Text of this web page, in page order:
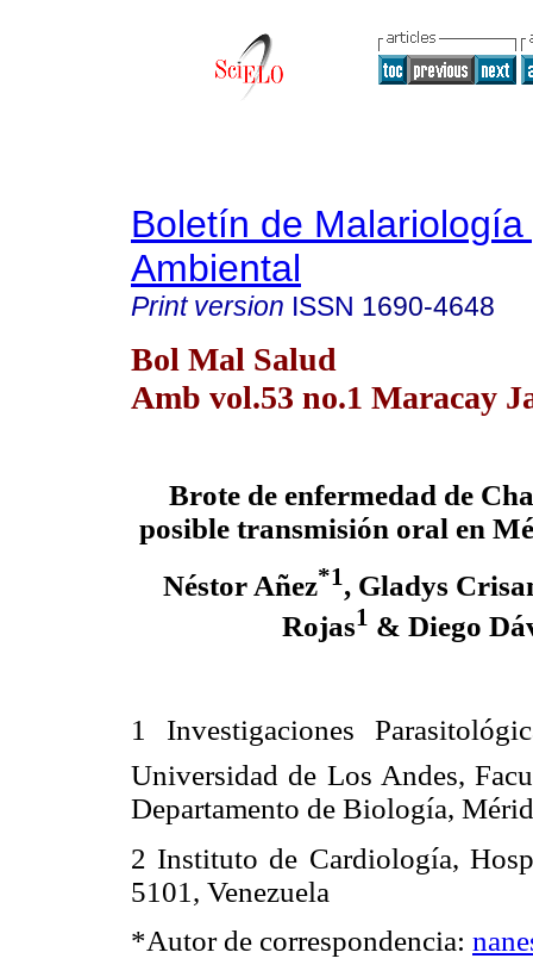
Boletín de
Ambiental
Print version ISSN 1690-4648
Bol Mal Salud
Amb vol.53 no.1 Maracay
Brote de enfermedad de
posible transmisión oral en
Néstor Añez*1, Gladys
Rojas1 & Diego
1 Investigaciones
Universidad de Los Andes,
Departamento de Biología,
2 Instituto de Cardiología,
5101, Venezuela
*Autor de correspondencia: